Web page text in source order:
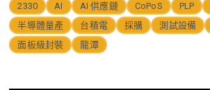
2330 AI AI 供應鏈 CoPoS PLP
半導體量產
台積電 採購 測試設備
面板級封裝
龍潭